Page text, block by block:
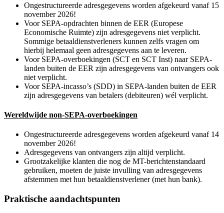
Ongestructureerde adresgegevens worden afgekeurd vanaf 15
november 2026!
Voor SEPA-opdrachten binnen de EER (Europese
Economische Ruimte) zijn adresgegevens niet verplicht.
Sommige betaaldienstverleners kunnen zelfs vragen om
hierbij helemaal geen adresgegevens aan te leveren.
Voor SEPA-overboekingen (SCT en SCT Inst) naar SEPA-
landen buiten de EER zijn adresgegevens van ontvangers ook
niet verplicht.
Voor SEPA-incasso’s (SDD) in SEPA-landen buiten de EER
zijn adresgegevens van betalers (debiteuren) wél verplicht.
Wereldwijde non-SEPA-overboekingen
Ongestructureerde adresgegevens worden afgekeurd vanaf 14
november 2026!
Adresgegevens van ontvangers zijn altijd verplicht.
Grootzakelijke klanten die nog de MT-berichtenstandaard
gebruiken, moeten de juiste invulling van adresgegevens
afstemmen met hun betaaldienstverlener (met hun bank).
Praktische aandachtspunten